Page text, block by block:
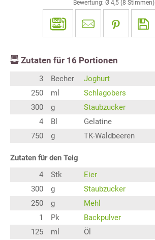
Bewertung: Ø 4,5 (8 Stimmen)
Zutaten für 16 Portionen
3 Becher
Joghurt
250
ml
Schlagobers
300
g
Staubzucker
4
Bl
Gelatine
750
g TK-Waldbeeren
Zutaten für den Teig
4
Stk
Eier
300
g
Staubzucker
250
g
Mehl
1
Pk
Backpulver
125
ml
Öl